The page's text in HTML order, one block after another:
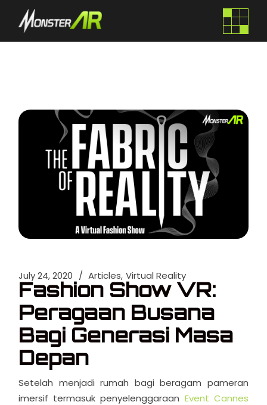
July 24, 2020 Articles Virtual Reality
Fashion Show VR:
Peragaan Busana
Bagi Generasi Masa
Depan
Setelah menjadi rumah bagi beragam pameran
imersif termasuk penyelenggaraan Event Cannes